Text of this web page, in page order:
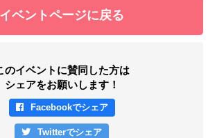
イベントページに戻る
のイベントに賛同した方は
シェアをお願いします！
Facebookでシェア
Twitterでシェア